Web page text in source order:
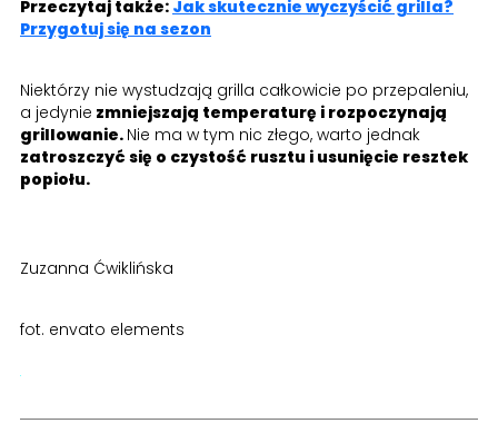
Przeczytaj także: Jak skutecznie wyczyścić grilla?
Przygotuj się na sezon
Niektórzy nie wystudzają grilla całkowicie po przepaleniu,
a jedynie zmniejszają temperaturę i rozpoczynają
grillowanie. Nie ma w tym nic złego, warto jednak
zatroszczyć się o czystość rusztu i usunięcie resztek
popiołu.
Zuzanna Ćwiklińska
fot. envato elements